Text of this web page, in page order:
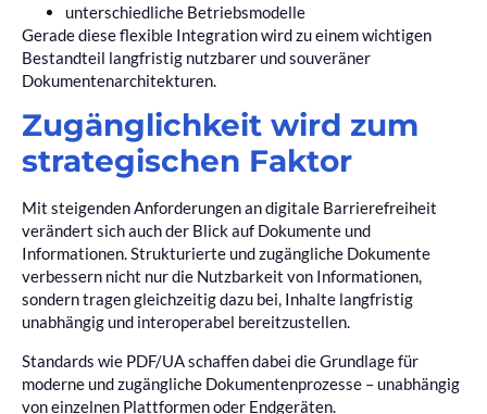
unterschiedliche Betriebsmodelle
Gerade diese flexible Integration wird zu einem wichtigen
Bestandteil langfristig nutzbarer und souveräner
Dokumentenarchitekturen.
Zugänglichkeit wird zum
strategischen Faktor
Mit steigenden Anforderungen an digitale Barrierefreiheit
verändert sich auch der Blick auf Dokumente und
Informationen. Strukturierte und zugängliche Dokumente
verbessern nicht nur die Nutzbarkeit von Informationen,
sondern tragen gleichzeitig dazu bei, Inhalte langfristig
unabhängig und interoperabel bereitzustellen.
Standards wie PDF/UA schaffen dabei die Grundlage für
moderne und zugängliche Dokumentenprozesse – unabhängig
von einzelnen Plattformen oder Endgeräten.